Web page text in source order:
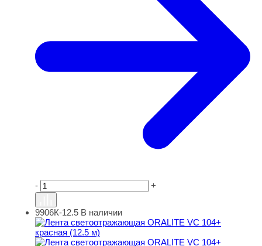
- +
Лента светоотражающая ORALITE VC 104+ красная
9906К-12.5 В наличии